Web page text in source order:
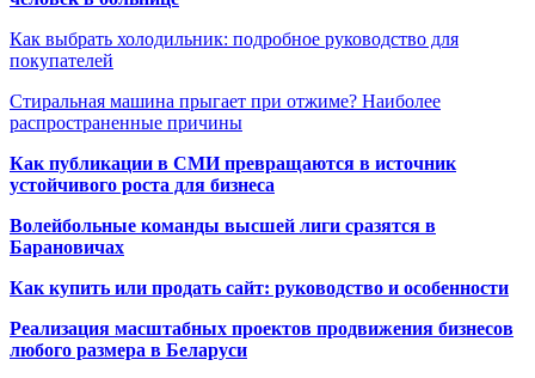
Как выбрать холодильник: подробное руководство для
покупателей
Стиральная машина прыгает при отжиме? Наиболее
распространенные причины
Как публикации в СМИ превращаются в источник
устойчивого роста для бизнеса
Волейбольные команды высшей лиги сразятся в
Барановичах
Как купить или продать сайт: руководство и особенности
Реализация масштабных проектов продвижения бизнесов
любого размера в Беларуси